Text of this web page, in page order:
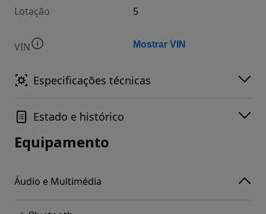
Lotação 5
VIN Mostrar VIN
Especificações técnicas
Estado e histórico
Equipamento
Áudio e Multimédia